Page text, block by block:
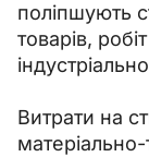
поліпшують
товарів,
Витрати на
матеріально-